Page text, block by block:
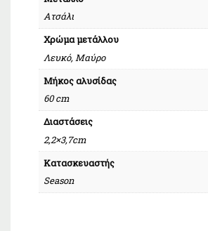
Ατσάλι
Χρώμα μετάλλου
Λευκό, Μαύρο
Μήκος αλυσίδας
60 cm
Διαστάσεις
2,2×3,7cm
Κατασκευαστής
Season